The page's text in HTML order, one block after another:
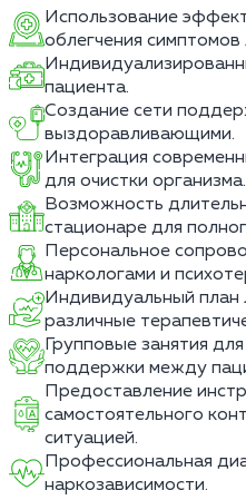
Использование
облегчения симптомов
пациента.
Создание сети
выздоравливающими.
Интеграция
для очистки организма.
Возможность
стационаре для
Персональное
наркологами и
Индивидуальный план
различные
Групповые занятия
поддержки между
Предоставление
самостоятельного
ситуацией.
Профессиональная
наркозависимости.